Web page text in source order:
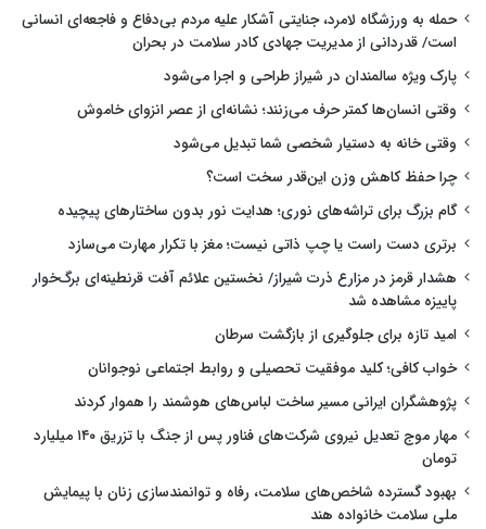
حمله به ورزشگاه لامرد، جنایتی آشکار علیه مردم بی‌دفاع و فاجعه‌ای انسانی
است/ قدردانی از مدیریت جهادی کادر سلامت در بحران
پارک ویژه سالمندان در شیراز طراحی و اجرا می‌شود
وقتی انسان‌ها کمتر حرف می‌زنند؛ نشانه‌ای از عصر انزوای خاموش
وقتی خانه به دستیار شخصی شما تبدیل می‌شود
چرا حفظ کاهش وزن این‌قدر سخت است؟
گام بزرگ برای تراشه‌های نوری؛ هدایت نور بدون ساختارهای پیچیده
برتری دست راست یا چپ ذاتی نیست؛ مغز با تکرار مهارت می‌سازد
هشدار قرمز در مزارع ذرت شیراز/ نخستین علائم آفت قرنطینه‌ای برگ‌خوار
پاییزه مشاهده شد
امید تازه برای جلوگیری از بازگشت سرطان
خواب کافی؛ کلید موفقیت تحصیلی و روابط اجتماعی نوجوانان
پژوهشگران ایرانی مسیر ساخت لباس‌های هوشمند را هموار کردند
مهار موج تعدیل نیروی شرکت‌های فناور پس از جنگ با تزریق ۱۴۰ میلیارد
تومان
بهبود گسترده شاخص‌های سلامت، رفاه و توانمندسازی زنان با پیمایش
ملی سلامت خانواده هند